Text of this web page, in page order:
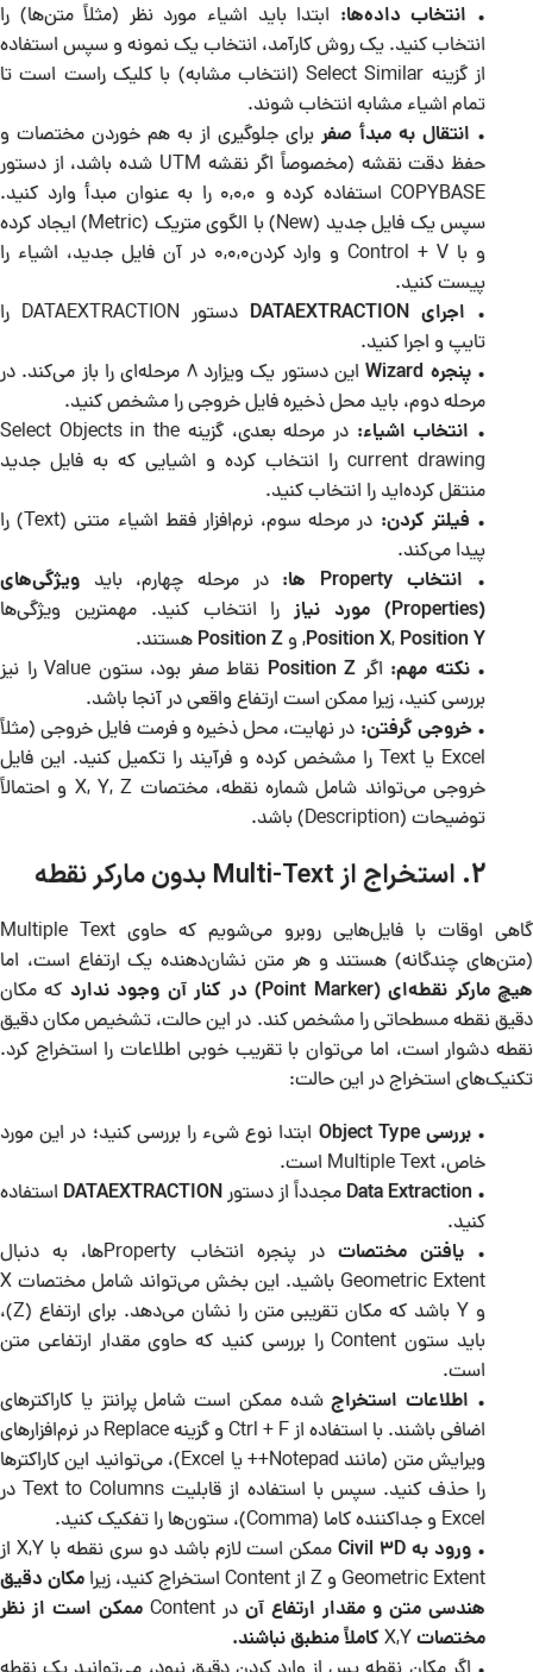
• انتخاب داده‌ها: ابتدا باید اشیاء مورد نظر (مثلاً متن‌ها) را
انتخاب کنید. یک روش کارآمد، انتخاب یک نمونه و سپس استفاده
از گزینه Select Similar (انتخاب مشابه) با کلیک راست است تا
تمام اشیاء مشابه انتخاب شوند.
• انتقال به مبدأ صفر برای جلوگیری از به هم خوردن مختصات و
حفظ دقت نقشه (مخصوصاً اگر نقشه UTM شده باشد، از دستور
COPYBASE استفاده کرده و 0,0,0 را به عنوان مبدأ وارد کنید.
سپس یک فایل جدید (New) با الگوی متریک (Metric) ایجاد کرده
و با Control + V و وارد کردن0,0,0 در آن فایل جدید، اشیاء را
پیست کنید.
• اجرای DATAEXTRACTION
دستور DATAEXTRACTION را
تایپ و اجرا کنید.
•پنجره Wizard
این دستور یک ویزارد 8 مرحله‌ای را باز می‌کند. در
مرحله دوم، باید محل ذخیره فایل خروجی را مشخص کنید.
• انتخاب اشیاء:
در مرحله بعدی، گزینه Select Objects in the
current drawing را انتخاب کرده و اشیایی که به فایل جدید
منتقل کرده‌اید را انتخاب کنید.
• فیلتر کردن:
در مرحله سوم، نرم‌افزار فقط اشیاء متنی (Text) را
پیدا می‌کند.
• انتخاب Property ها: در مرحله چهارم، باید ویژگی‌های
(Properties) مورد نیاز
را انتخاب کنید. مهمترین ویژگی‌ها
Position X, Position Y , و Position Z هستند.
•نکته مهم: اگر Position Z
نقاط صفر بود، ستون Value را نیز
بررسی کنید، زیرا ممکن است ارتفاع واقعی در آنجا باشد.
• خروجی گرفتن: در نهایت، محل ذخیره و فرمت فایل خروجی (مثلاً
Excel یا Text را مشخص کرده و فرآیند را تکمیل کنید. این فایل
خروجی می‌تواند شامل شماره نقطه، مختصات X, Y, Z و احتمالاً
توضیحات (Description) باشد.
2. استخراج از Multi-Text بدون مارکر نقطه
گاهی اوقات با فایل‌هایی روبرو می‌شویم که حاوی Multiple Text
(متن‌های چندگانه) هستند و هر متن نشان‌دهنده یک ارتفاع است، اما
هیچ مارکر نقطه‌ای (Point Marker) در کنار آن وجود ندارد
که مکان
دقیق نقطه مسطحاتی را مشخص کند. در این حالت، تشخیص مکان دقیق
نقطه دشوار است، اما می‌توان با تقریب خوبی اطلاعات را استخراج کرد.
تکنیک‌های استخراج در این حالت:
•بررسی Object Type
ابتدا نوع شیء را بررسی کنید؛ در این مورد
خاص، Multiple Text است.
•
Data Extraction مجدداً از دستورDATAEXTRACTION استفاده
کنید.
• یافتن مختصات
در پنجره انتخاب Propertyها، به دنبال
Geometric Extent باشید. این بخش می‌تواند شامل مختصات X
و Y باشد که مکان تقریبی متن را نشان می‌دهد. برای ارتفاع (Z)،
باید ستون Content را بررسی کنید که حاوی مقدار ارتفاعی متن
است.
• اطلاعات استخراجشده ممکن است شامل پرانتز یا کاراکترهای
اضافی باشند. با استفاده از Ctrl + F و گزینه Replace در نرم‌افزارهای
ویرایش متن (مانند Notepad++ یا Excel)، می‌توانید این کاراکترها
را حذف کنید. سپس با استفاده از قابلیت Text to Columns در
Excel و جداکننده کاما (Comma)، ستون‌ها را تفکیک کنید.
• ورود به Civil 3D
ممکن است لازم باشد دو سری نقطه با X,Y از
Geometric Extent و Z از Content استخراج کنید، زیرا
مکان دقیق
هندسی متن و مقدار ارتفاع آن در Content
ممکن است از نظر
مختصات
کاملاً منطبق نباشند.